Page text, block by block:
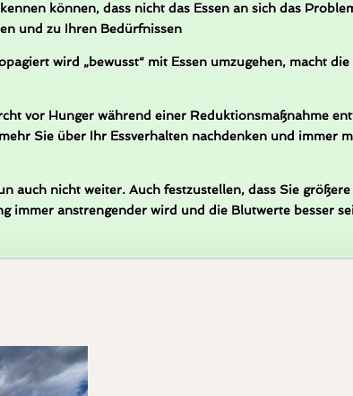
können, dass nicht das Essen an sich das
und zu Ihren Bedürfnissen
wird „bewusst“ mit Essen umzugehen, macht
vor Hunger während einer Reduktionsmaßnahme
Sie über Ihr Essverhalten nachdenken und immer
auch nicht weiter. Auch festzustellen, dass Sie
immer anstrengender wird und die Blutwerte besser